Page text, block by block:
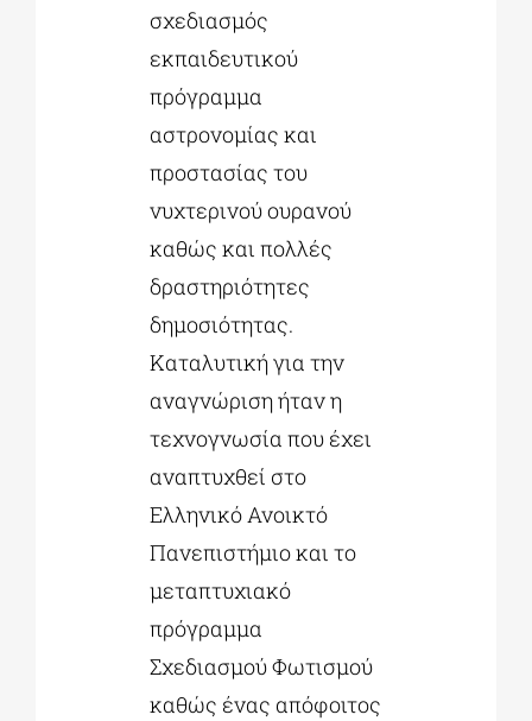
σχεδιασμός
εκπαιδευτικού
πρόγραμμα
αστρονομίας και
προστασίας του
νυχτερινού ουρανού
καθώς και πολλές
δραστηριότητες
δημοσιότητας.
Καταλυτική για την
αναγνώριση ήταν η
τεχνογνωσία που έχει
αναπτυχθεί στο
Ελληνικό Ανοικτό
Πανεπιστήμιο και το
μεταπτυχιακό
πρόγραμμα
Σχεδιασμού Φωτισμού
καθώς ένας απόφοιτος